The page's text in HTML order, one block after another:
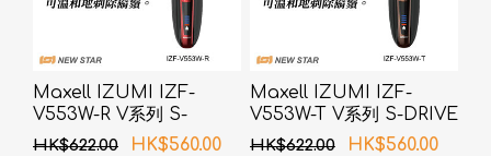
Maxell IZUMI IZF-
V553W-R V系列 S-
DRIVE 5刀片电须刨 (红色)
HK$622.00 HK$560.00
Maxell IZUMI IZF-
V553W-T V系列 S-DRIVE
5刀片电须刨 (啡色)
HK$622.00 HK$560.00